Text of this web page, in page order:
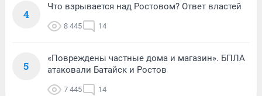
4
Что взрывается над Ростовом? Ответ властей
8 445 14
5
«Повреждены частные дома и магазин». БПЛА
атаковали Батайск и Ростов
7 445 14